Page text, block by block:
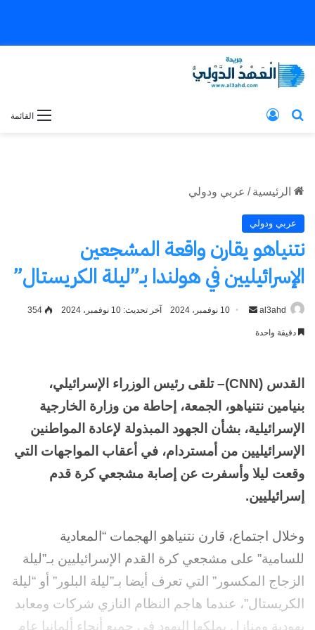
القائمة بحث عن
الرئيسية / عربي ودولي
عربي ودولي
نتنياهو يقارن واقعة المشجعين
الإسرائيليين في هولندا بـ”ليلة الكريستال”
al3ahd
أرسل10 نوفمبر، 2024 آخر تحديث: 10 نوفمبر، 2024 354
دقيقة واحدة
القدس (CNN)– تلقى رئيس الوزراء الإسرائيلي،
بنيامين نتنياهو، الجمعة، إحاطة من وزارة الخارجية
الإسرائيلية، بشأن الجهود المبذولة لإعادة المواطنين
الإسرائيليين من أمستردام، في أعقاب المواجهات التي
وقعت ليلا وأسفرت عن إصابة مشجعي كرة قدم
إسرائيليين.
وخلال اجتماع، قارن نتنياهو الهجمات “المعادية
للسامية” على مشجعي كرة القدم الإسرائيليين بـ”ليلة
الزجاج المكسور” التي تعرف أيضا بـ”ليلة البلور” أو “ليلة
الكريستال”، عندما هاجم النظام النازي شركات ومعابد
يهودية ومنازل يملكها اليهود في جميع أنحاء ألمانيا عام